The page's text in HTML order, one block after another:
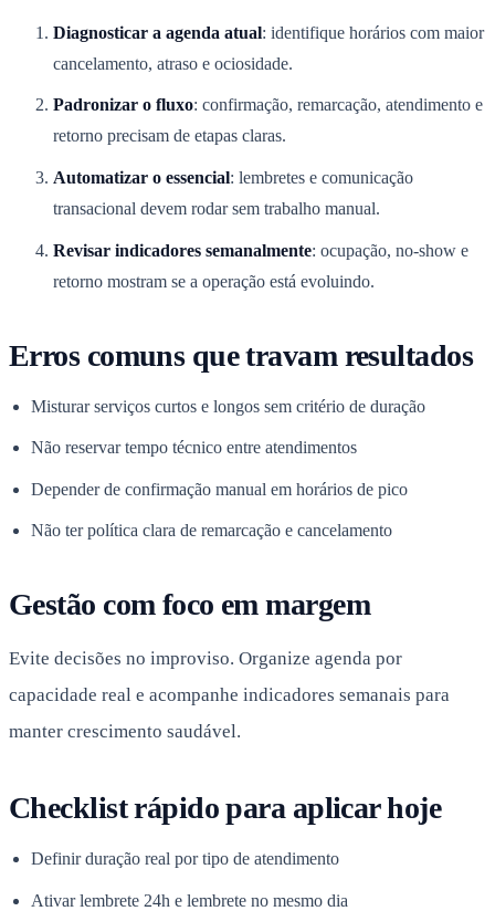
Diagnosticar a agenda atual: identifique horários com maior
cancelamento, atraso e ociosidade.
Padronizar o fluxo: confirmação, remarcação, atendimento e
retorno precisam de etapas claras.
Automatizar o essencial: lembretes e comunicação
transacional devem rodar sem trabalho manual.
Revisar indicadores semanalmente: ocupação, no-show e
retorno mostram se a operação está evoluindo.
Erros comuns que travam resultados
Misturar serviços curtos e longos sem critério de duração
Não reservar tempo técnico entre atendimentos
Depender de confirmação manual em horários de pico
Não ter política clara de remarcação e cancelamento
Gestão com foco em margem
Evite decisões no improviso. Organize agenda por
capacidade real e acompanhe indicadores semanais para
manter crescimento saudável.
Checklist rápido para aplicar hoje
Definir duração real por tipo de atendimento
Ativar lembrete 24h e lembrete no mesmo dia